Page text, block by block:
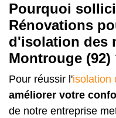
Pourquoi
Rénovations
d'isolation des
Montrouge (92)
Pour réussir l'isolation
améliorer votre
de notre entreprise